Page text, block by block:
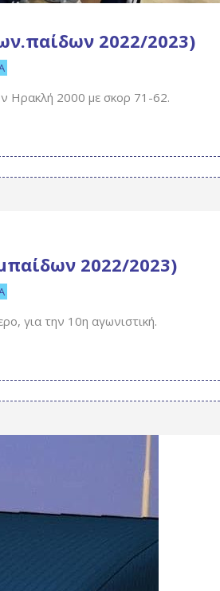
2022/2023)
Ηρακλή 2000 με σκορ 71-62.
2022/2023)
για την 10η αγωνιστική.